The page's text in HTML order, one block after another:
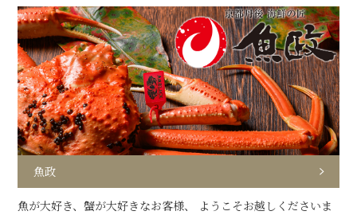
魚政
魚が大好き、蟹が大好きなお客様、 ようこそお越しくださいま